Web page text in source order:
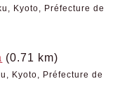
Kyoto, Préfecture de
(0.71 km)
Kyoto, Préfecture de